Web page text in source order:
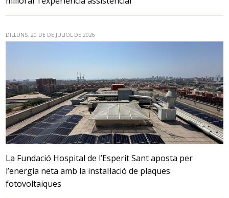
DILLUNS, 20 DE DE JULIOL DE 2026
La Fundació Hospital de l’Esperit Sant aposta per
l’energia neta amb la instal·lació de plaques
fotovoltaiques